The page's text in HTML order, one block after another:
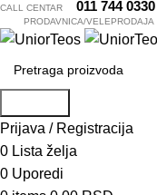
CALL CENTAR 011 744 0330
PRODAVNICA/VELEPRODAJA
Prijava / Registracija
0 Lista želja
0 Uporedi